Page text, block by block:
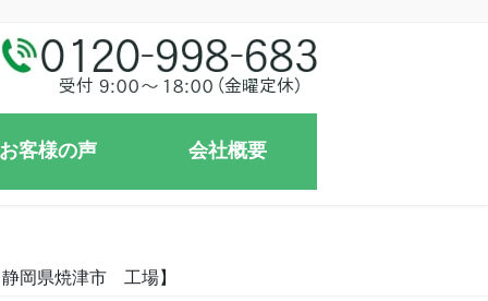
お客様の声 会社概要
岡県焼津市 工場】